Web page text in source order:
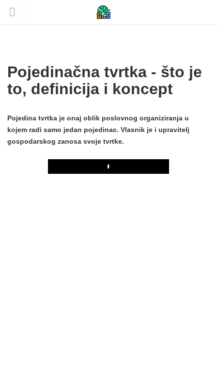
Pojedinačna tvrtka - što je
to, definicija i koncept
Pojedina tvrtka je onaj oblik poslovnog organiziranja u
kojem radi samo jedan pojedinac. Vlasnik je i upravitelj
gospodarskog zanosa svoje tvrtke.
Play